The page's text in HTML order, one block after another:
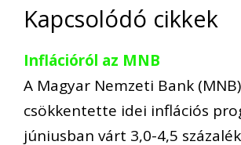
Kapcsolódó cikkek
Inflációról az MNB
A Magyar Nemzeti Bank
csökkentette idei inflációs
júniusban várt 3,0-4,5